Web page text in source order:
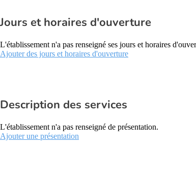
Jours et horaires d'ouverture
L'établissement n'a pas renseigné ses jours et horaires
Ajouter des jours et horaires d'ouverture
Description des services
L'établissement n'a pas renseigné de présentation.
Ajouter une présentation